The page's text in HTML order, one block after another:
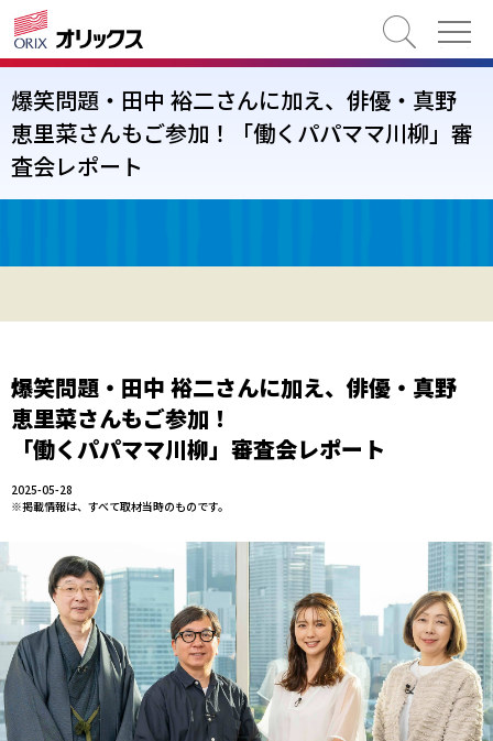
検索
爆笑問題・田中 裕二さんに加え、俳優・真野
恵里菜さんもご参加！「働くパパママ川柳」審
査会レポート
爆笑問題・田中 裕二さんに加え、俳優・真野
恵里菜さんもご参加！
「働くパパママ川柳」審査会レポート
2025-05-28
※掲載情報は、すべて取材当時のものです。